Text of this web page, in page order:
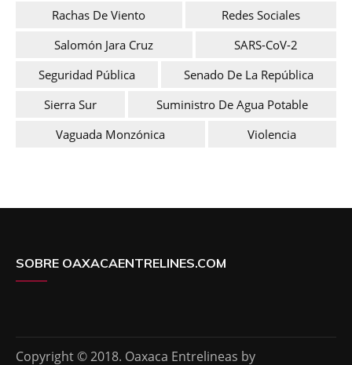
Rachas De Viento
Redes Sociales
Salomón Jara Cruz
SARS-CoV-2
Seguridad Pública
Senado De La República
Sierra Sur
Suministro De Agua Potable
Vaguada Monzónica
Violencia
SOBRE OAXACAENTRELINES.COM
Copyright © 2018. Oaxaca Entrelineas by